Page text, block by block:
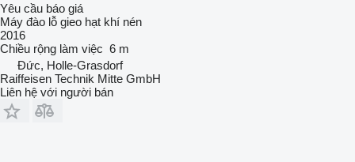
Yêu cầu báo giá
Máy đào lỗ gieo hạt khí nén
2016
Chiều rộng làm việc 6 m
Đức, Holle-Grasdorf
Raiffeisen Technik Mitte GmbH
Liên hệ với người bán